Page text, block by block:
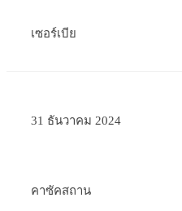
เซอร์เบีย
31 ธันวาคม 2024
คาซัคสถาน